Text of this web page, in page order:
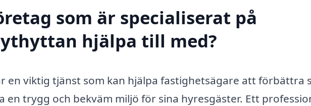
som är specialiserat på
hjälpa till med?
en viktig tjänst som kan hjälpa fastighetsägare att förbättra
en trygg och bekväm miljö för sina hyresgäster. Ett